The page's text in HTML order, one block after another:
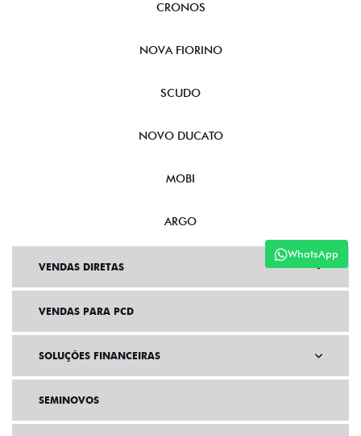
WhatsApp
CRONOS
NOVA FIORINO
SCUDO
NOVO DUCATO
MOBI
ARGO
VENDAS DIRETAS
VENDAS PARA PCD
SOLUÇÕES FINANCEIRAS
SEMINOVOS